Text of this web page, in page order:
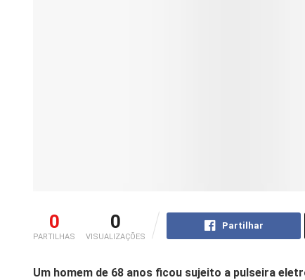
0
PARTILHAS
0
VISUALIZAÇÕES
Partilhar
Um homem de 68 anos ficou sujeito a pulseira